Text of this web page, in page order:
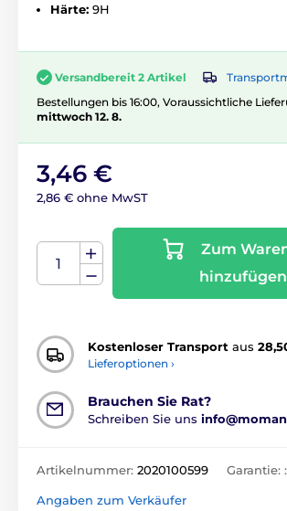
Härte: 9H
Versandbereit 2 Artikel
Bestellungen bis 16:00, Voraussichtliche
mittwoch 12. 8.
3,46 €
2,86 € ohne MwST
Zum
hinzufügen
Kostenloser Transport aus
Lieferoptionen ›
Brauchen Sie Rat?
Schreiben Sie uns
Artikelnummer: 2020100599 Garantie: :
Angaben zum Verkäufer